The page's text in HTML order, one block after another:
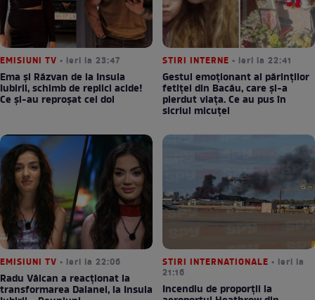
EMISIUNI TV • ieri la 23:47
Ema și Răzvan de la Insula
Iubirii, schimb de replici acide!
Ce și-au reproșat cei doi
STIRI INTERNE • ieri la 22:41
Gestul emoționant al părinților
fetiței din Bacău, care și-a
pierdut viața. Ce au pus în
sicriul micuței
EMISIUNI TV • ieri la 22:06
Radu Vâlcan a reacționat la
transformarea Daianei, la Insula
STIRI INTERNATIONALE • ieri la
21:16
Incendiu de proporții la